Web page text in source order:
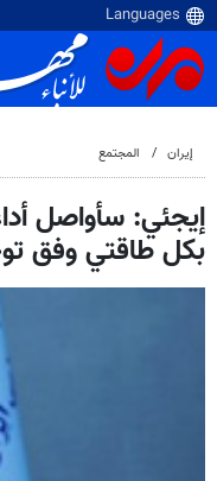
إيران المجتمع
إيجئي: سأواصل
بكل طاقتي وفق